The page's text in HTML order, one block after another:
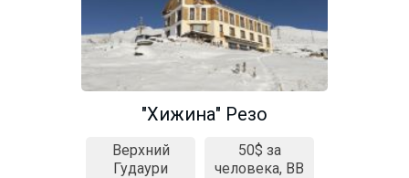
"Хижина" Резо
Верхний
Гудаури
50$ за
человека, BB